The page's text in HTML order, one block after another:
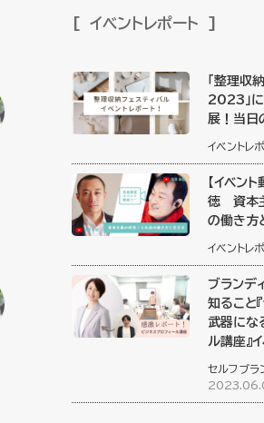
イベントレポート
「整理収
2023」
展！当日
イベントレ
【イベン
徳 資本
の働き方
イベントレ
ブランデ
知ること
武器にな
ル講座』
セルフブラ